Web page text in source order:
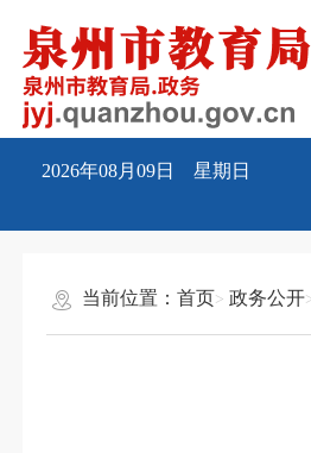
2026年08月09日 星期日
当前位置：首页 政务公开